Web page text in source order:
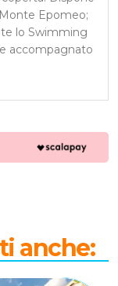
Epomeo;
lo Swimming
accompagnato
anche: